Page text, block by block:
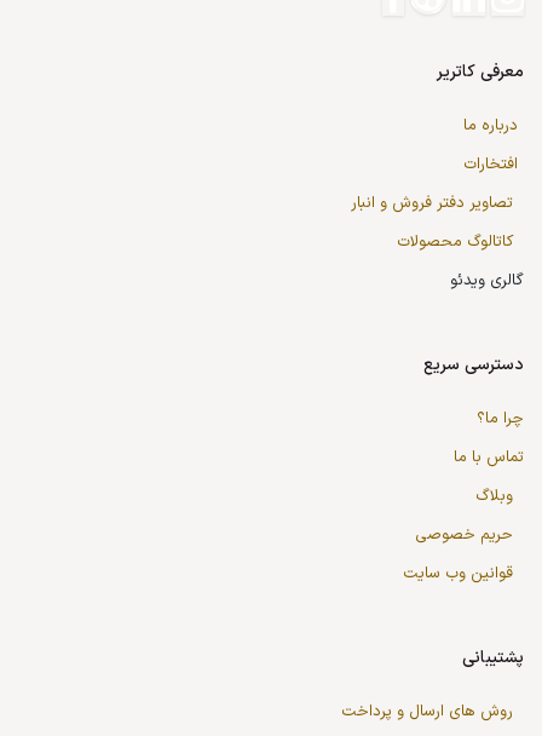
معرفی کاتریر
درباره ما
افتخارات
تصاویر دفتر فروش و انبار
کاتالوگ محصولات
گالری ویدئو
دسترسی سریع
چرا ما؟
تماس با ما
وبلاگ
حریم خصوصی
قوانین وب سایت
پشتیبانی
روش های ارسال و پرداخت